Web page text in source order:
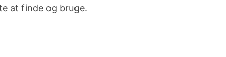
at finde og bruge.